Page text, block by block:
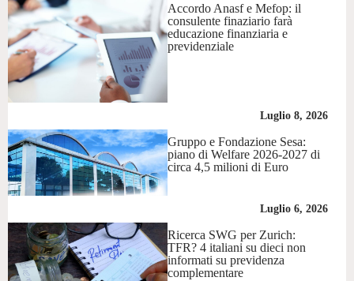
Accordo Anasf e Mefop: il
consulente finaziario farà
educazione finanziaria e
previdenziale
Luglio 8, 2026
Gruppo e Fondazione Sesa:
piano di Welfare 2026-2027 di
circa 4,5 milioni di Euro
Luglio 6, 2026
Ricerca SWG per Zurich:
TFR? 4 italiani su dieci non
informati su previdenza
complementare